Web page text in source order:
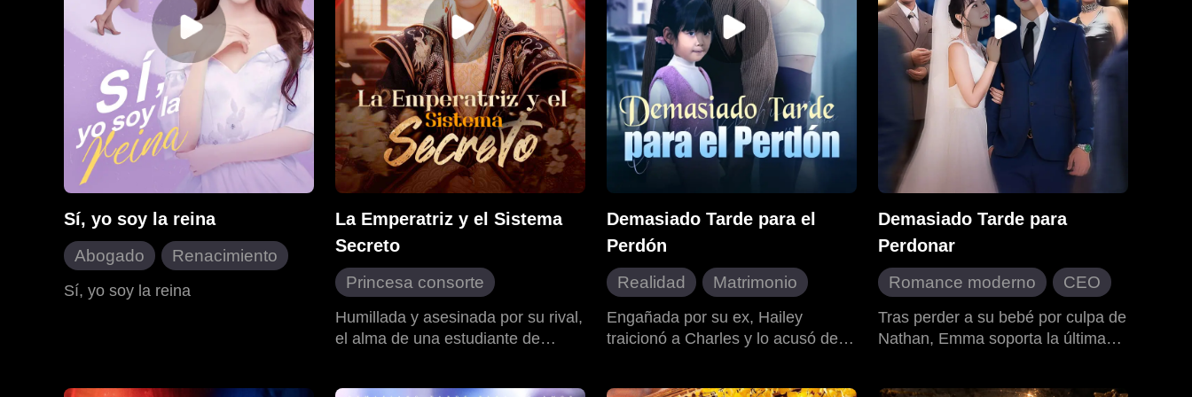
Sí, yo soy la reina
Abogado
Renacimiento
Vida urbana
Sí, yo soy la reina
La Emperatriz y el Sistema
Secreto
Princesa consorte
Viaje en el tiempo
Cambio de destino
Humillada y asesinada por su rival,
el alma de una estudiante de
Demasiado Tarde para el
Perdón
Realidad
Matrimonio
Ciudad moderna
Bebés
Arrepentimiento
Engañada por su ex, Hailey
traicionó a Charles y lo acusó de
Demasiado Tarde para
Perdonar
Romance moderno
CEO
Traición
Contraataque
Dulzura de amor
Tras perder a su bebé por culpa de
Nathan, Emma soporta la última